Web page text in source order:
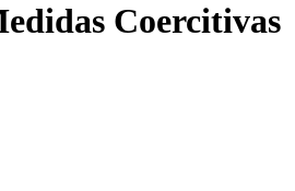
Coercitivas